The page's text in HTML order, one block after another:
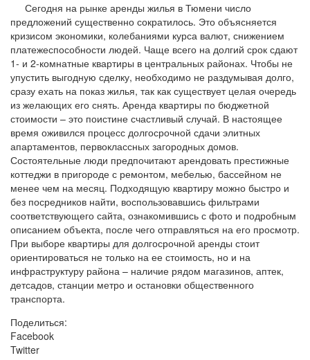
Сегодня на рынке аренды жилья в Тюмени число
предложений существенно сократилось. Это объясняется
кризисом экономики, колебаниями курса валют, снижением
платежеспособности людей. Чаще всего на долгий срок сдают
1- и 2-комнатные квартиры в центральных районах. Чтобы не
упустить выгодную сделку, необходимо не раздумывая долго,
сразу ехать на показ жилья, так как существует целая очередь
из желающих его снять. Аренда квартиры по бюджетной
стоимости – это поистине счастливый случай. В настоящее
время оживился процесс долгосрочной сдачи элитных
апартаментов, первоклассных загородных домов.
Состоятельные люди предпочитают арендовать престижные
коттеджи в пригороде с ремонтом, мебелью, бассейном не
менее чем на месяц. Подходящую квартиру можно быстро и
без посредников найти, воспользовавшись фильтрами
соответствующего сайта, ознакомившись с фото и подробным
описанием объекта, после чего отправляться на его просмотр.
При выборе квартиры для долгосрочной аренды стоит
ориентироваться не только на ее стоимость, но и на
инфраструктуру района – наличие рядом магазинов, аптек,
детсадов, станции метро и остановки общественного
транспорта.
Поделиться:
Facebook
Twitter